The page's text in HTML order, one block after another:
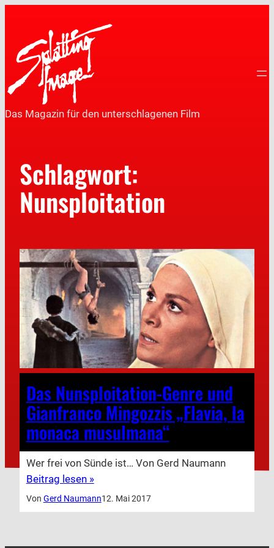
Das Magazin für den unterschlagenen Film
Schlagwort:
Nunsploitation
Das Nunsploitation-Genre und
Gianfranco Mingozzis „Flavia, la
monaca musulmana“
Wer frei von Sünde ist… Von Gerd Naumann
Beitrag lesen »
Von Gerd Naumann12. Mai 2017